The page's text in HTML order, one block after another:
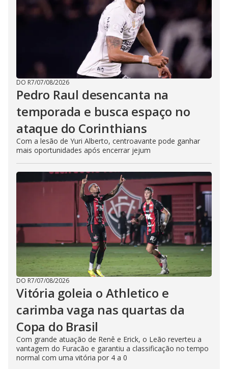
DO R7/07/08/2026
Pedro Raul desencanta na
temporada e busca espaço no
ataque do Corinthians
Com a lesão de Yuri Alberto, centroavante pode ganhar
mais oportunidades após encerrar jejum
DO R7/07/08/2026
Vitória goleia o Athletico e
carimba vaga nas quartas da
Copa do Brasil
Com grande atuação de Renê e Erick, o Leão reverteu a
vantagem do Furacão e garantiu a classificação no tempo
normal com uma vitória por 4 a 0